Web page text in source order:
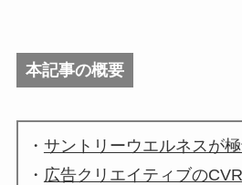
本記事の概要
・ サントリーウエルネスが
・ 広告クリエイティブの